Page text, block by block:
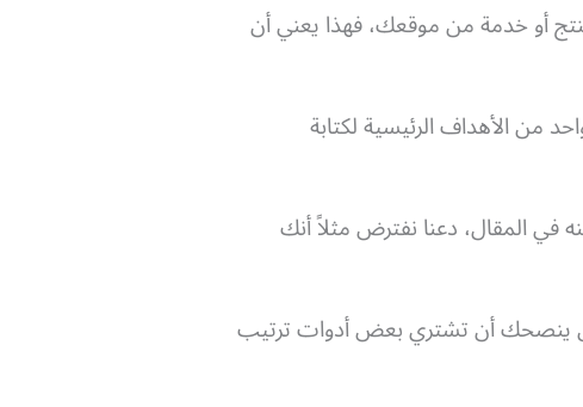
أو خدمة من موقعك، فهذا يعني أن
من الأهداف الرئيسية لكتابة
في المقال، دعنا نفترض مثلاً أنك
ينصحك أن تشتري بعض أدوات ترتيب